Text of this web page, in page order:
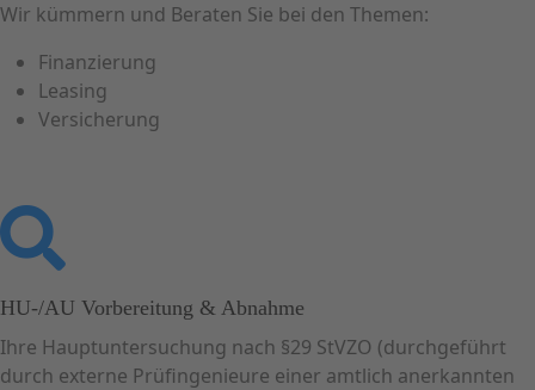
Wir kümmern und Beraten Sie bei den Themen:
Finanzierung
Leasing
Versicherung
HU-/AU Vorbereitung & Abnahme
Ihre Hauptuntersuchung nach §29 StVZO (durchgeführt
durch externe Prüfingenieure einer amtlich anerkannten